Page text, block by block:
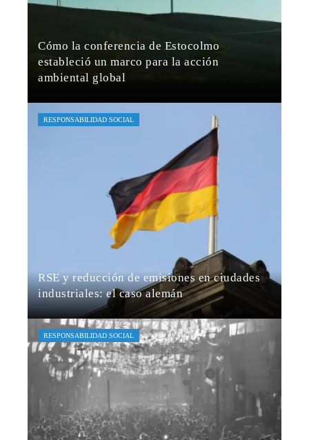
Cómo la conferencia de Estocolmo
estableció un marco para la acción
ambiental global
RSE y reducción de emisiones en ciudades
industriales: el caso alemán
María Beltrán
RESPONSABILIDAD SOCIAL
RESPONSABILIDAD SOCIAL